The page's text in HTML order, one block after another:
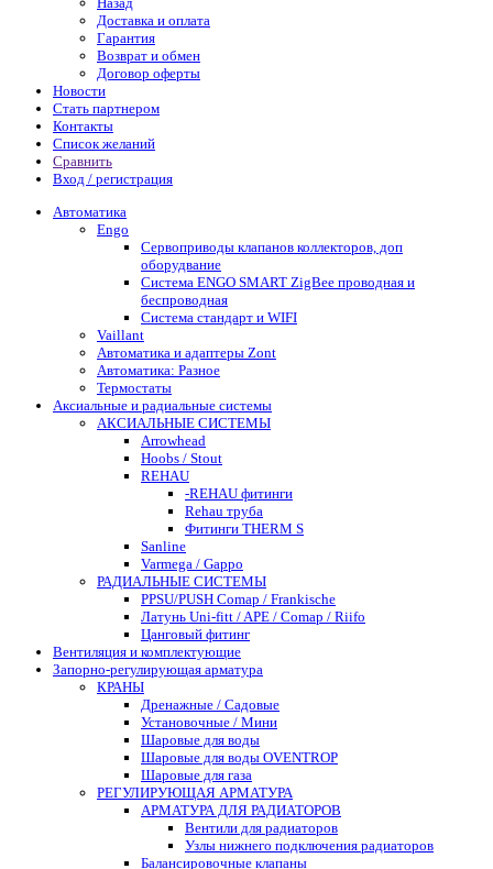
Доставка и оплата
Гарантия
Возврат и обмен
Договор оферты
Новости
Стать партнером
Контакты
Список желаний
Сравнить
Вход / регистрация
Автоматика
Engo
Сервоприводы клапанов коллекторов, доп
оборудвание
Система ENGO SMART ZigBee проводная и
беспроводная
Система стандарт и WIFI
Vaillant
Автоматика и адаптеры Zont
Автоматика: Разное
Термостаты
Аксиальные и радиальные системы
АКСИАЛЬНЫЕ СИСТЕМЫ
Arrowhead
Hoobs / Stout
REHAU
-REHAU фитинги
Rehau труба
Фитинги THERM S
Sanline
Varmega / Gappo
РАДИАЛЬНЫЕ СИСТЕМЫ
PPSU/PUSH Comap / Frankische
Латунь Uni-fitt / APE / Comap / Riifo
Цанговый фитинг
Вентиляция и комплектующие
Запорно-регулирующая арматура
КРАНЫ
Дренажные / Садовые
Установочные / Мини
Шаровые для воды
Шаровые для воды OVENTROP
Шаровые для газа
РЕГУЛИРУЮЩАЯ АРМАТУРА
АРМАТУРА ДЛЯ РАДИАТОРОВ
Вентили для радиаторов
Узлы нижнего подключения радиаторов
Балансировочные клапаны